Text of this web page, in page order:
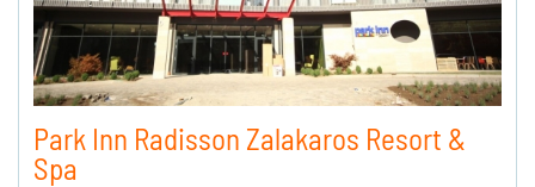
Park Inn Radisson Zalakaros Resort &
Spa